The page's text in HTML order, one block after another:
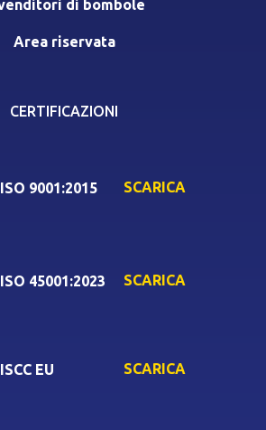
di bombole
Area riservata
CERTIFICAZIONI
ISO 9001:2015 SCARICA
ISO 45001:2023 SCARICA
ISCC EU SCARICA